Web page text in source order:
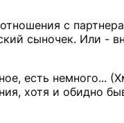
с
сыночек. Или -
есть немного...
хотя и обидно